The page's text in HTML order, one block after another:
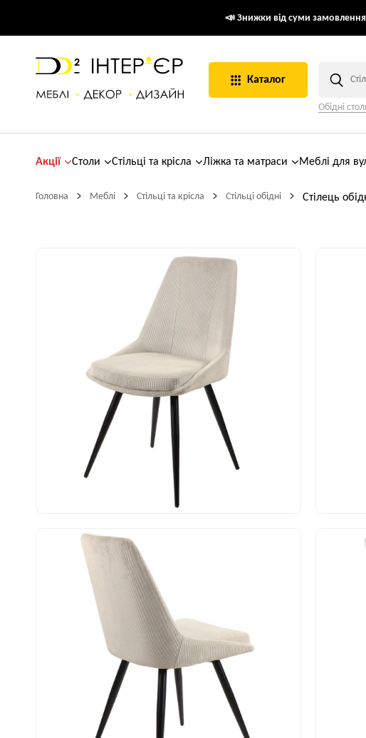
📣 Знижки від суми замовлення -
Каталог
Обідні
Акції Столи Стільці та крісла Ліжка та матраси Меблі для
Головна Меблі Стільці та крісла Стільці обідні Стілець